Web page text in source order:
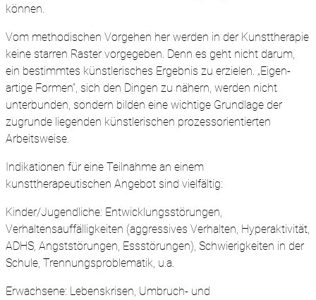
können.
Vom methodischen Vorgehen her werden in der Kunsttherapie
keine starren Raster vorgegeben. Denn es geht nicht darum,
ein bestimmtes künstlerisches Ergebnis zu erzielen. „Eigen-
artige Formen“, sich den Dingen zu nähern, werden nicht
unterbunden, sondern bilden eine wichtige Grundlage der
zugrunde liegenden künstlerischen prozessorientierten
Arbeitsweise.
Indikationen für eine Teilnahme an einem
kunsttherapeutischen Angebot sind vielfältig:
Kinder/Jugendliche: Entwicklungsstörungen,
Verhaltensauffälligkeiten (aggressives Verhalten, Hyperaktivität,
ADHS, Angststörungen, Essstörungen), Schwierigkeiten in der
Schule, Trennungsproblematik, u.a.
Erwachsene: Lebenskrisen, Umbruch- und